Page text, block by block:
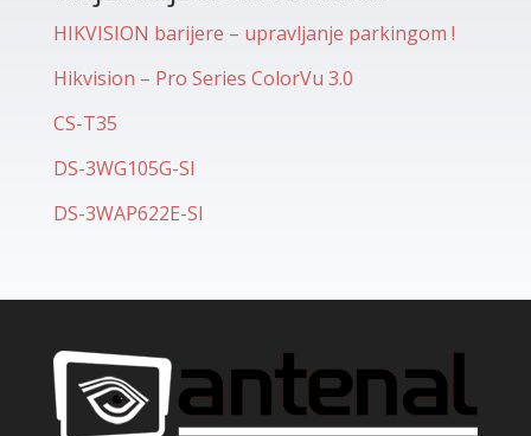
HIKVISION barijere – upravljanje parkingom !
Hikvision – Pro Series ColorVu 3.0
CS-T35
DS-3WG105G-SI
DS-3WAP622E-SI